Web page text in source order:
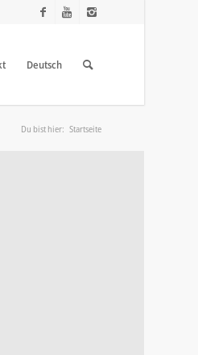
Deutsch
Du bist hier: Startseite